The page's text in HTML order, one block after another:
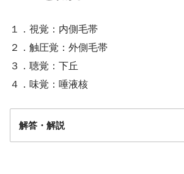
１．視覚：内側毛帯
２．触圧覚：外側毛帯
３．聴覚：下丘
４．味覚：唾液核
解答・解説